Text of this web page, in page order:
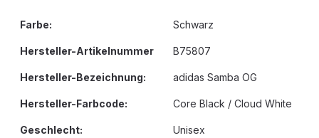
Farbe: Schwarz
Hersteller-Artikelnummer B75807
Hersteller-Bezeichnung: adidas Samba OG
Hersteller-Farbcode: Core Black / Cloud White
Geschlecht: Unisex